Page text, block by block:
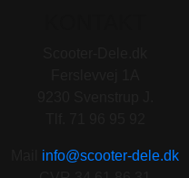
info@scooter-dele.dk